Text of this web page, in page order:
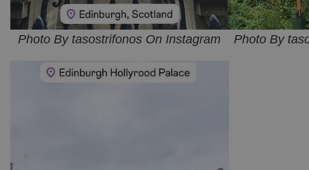
Photo By tasostrifonos On Instagram Photo By